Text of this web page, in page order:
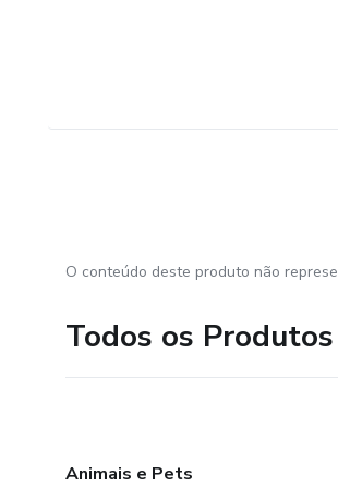
O conteúdo deste produto não
Todos os Produtos
Animais e Pets